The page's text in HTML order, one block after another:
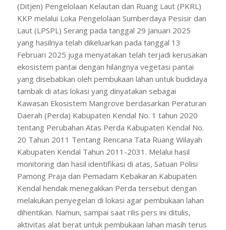
(Ditjen) Pengelolaan Kelautan dan Ruang Laut (PKRL)
KKP melalui Loka Pengelolaan Sumberdaya Pesisir dan
Laut (LPSPL) Serang pada tanggal 29 Januari 2025
yang hasilnya telah dikeluarkan pada tanggal 13
Februari 2025 juga menyatakan telah terjadi kerusakan
ekosistem pantai dengan hilangnya vegetasi pantai
yang disebabkan oleh pembukaan lahan untuk budidaya
tambak di atas lokasi yang dinyatakan sebagai
Kawasan Ekosistem Mangrove berdasarkan Peraturan
Daerah (Perda) Kabupaten Kendal No. 1 tahun 2020
tentang Perubahan Atas Perda Kabupaten Kendal No.
20 Tahun 2011 Tentang Rencana Tata Ruang Wilayah
Kabupaten Kendal Tahun 2011-2031. Melalui hasil
monitoring dan hasil identifikasi di atas, Satuan Polisi
Pamong Praja dan Pemadam Kebakaran Kabupaten
Kendal hendak menegakkan Perda tersebut dengan
melakukan penyegelan di lokasi agar pembukaan lahan
dihentikan. Namun, sampai saat rilis pers ini ditulis,
aktivitas alat berat untuk pembukaan lahan masih terus